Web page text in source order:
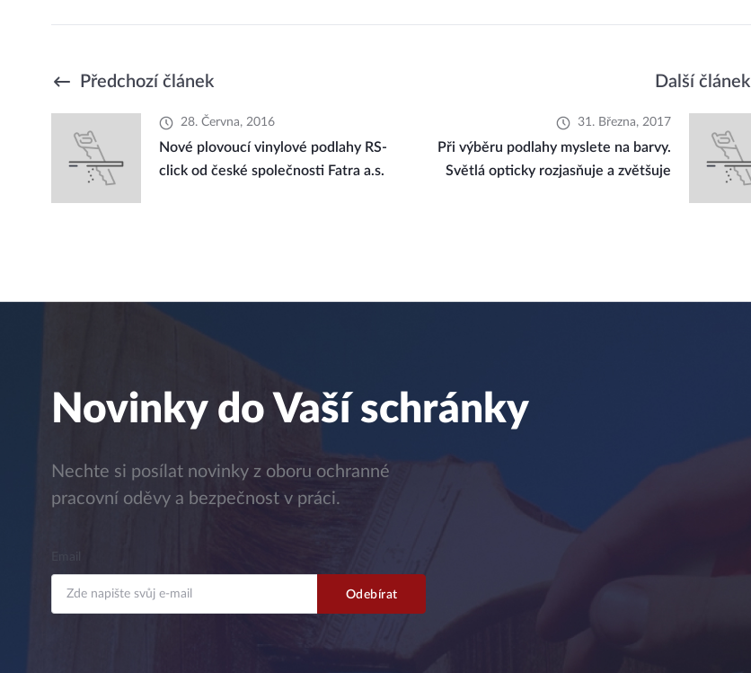
Předchozí článek
28. Června, 2016
Nové plovoucí vinylové podlahy RS-
click od české společnosti Fatra a.s.
Další článek
31. Března, 2017
Při výběru podlahy myslete na barvy.
Světlá opticky rozjasňuje a zvětšuje
Novinky do Vaší schránky
Nechte si posílat novinky z oboru ochranné
pracovní oděvy a bezpečnost v práci.